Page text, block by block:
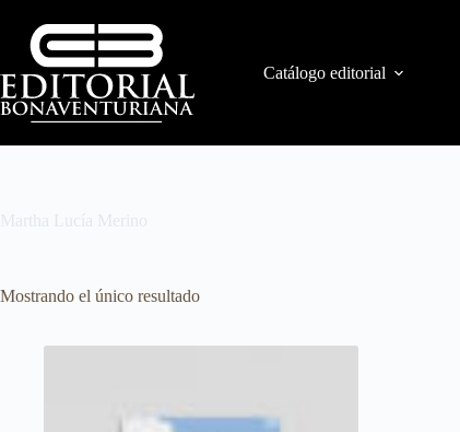
Catálogo editorial
Martha Lucía Merino
Mostrando el único resultado